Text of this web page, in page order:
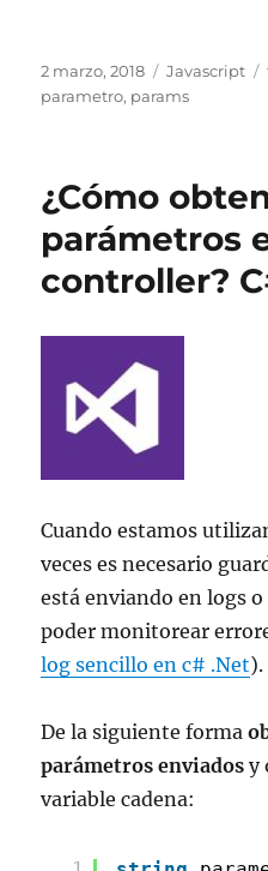
Publicado
el
2 marzo, 2018 Categorías
Javascript
parametro, params
¿Cómo
parámetros
controller?
Cuando estamos
veces es necesario
está enviando en logs
poder monitorear
log sencillo en c# .Net).
De la siguiente forma
parámetros enviados y
variable cadena: